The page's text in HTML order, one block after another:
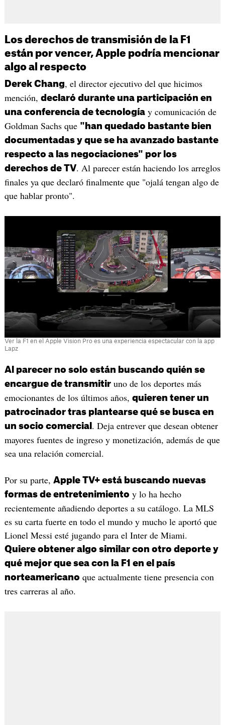
Los derechos de transmisión de la F1
están por vencer, Apple podría mencionar
algo al respecto
Derek Chang, el director ejecutivo del que hicimos
mención, declaró durante una participación en
una conferencia de tecnologíay comunicación de
Goldman Sachs que "han quedado bastante bien
documentadas y que se ha avanzado bastante
respecto a las negociaciones" por los
derechos de TV. Al parecer están haciendo los arreglos
finales ya que declaró finalmente que "ojalá tengan algo de
que hablar pronto".
Ver la F1 en el Apple Vision Pro es una experiencia espectacular con la app
Lapz
Al parecer no solo están buscando quién se
encargue de transmitiruno de los deportes más
emocionantes de los últimos años, quieren tener un
patrocinador tras plantearse qué se busca en
un socio comercial . Deja entrever que desean obtener
mayores fuentes de ingreso y monetización, además de que
sea una relación comercial.
Por su parte, Apple TV+ está buscando nuevas
formas de entretenimiento y lo ha hecho
recientemente añadiendo deportes a su catálogo. La MLS
es su carta fuerte en todo el mundo y mucho le aportó que
Lionel Messi esté jugando para el Inter de Miami.
Quiere obtener algo similar con otro deporte y
qué mejor que sea con la F1 en el país
norteamericano que actualmente tiene presencia con
tres carreras al año.